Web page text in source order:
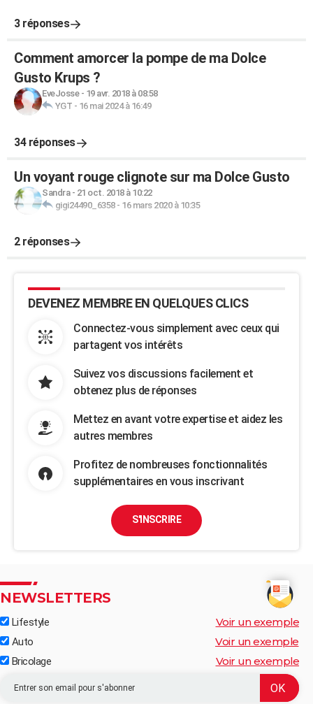
3 réponses
Comment amorcer la pompe de ma Dolce
Gusto Krups ?
EveJosse- 19 avr. 2018 à 08:58
YGT - 16 mai 2024 à 16:49
34 réponses
Un voyant rouge clignote sur ma Dolce Gusto
Sandra- 21 oct. 2018 à 10:22
gigi24490_6358- 16 mars 2020 à 10:35
2 réponses
DEVENEZ MEMBRE EN QUELQUES CLICS
Connectez-vous simplement avec ceux qui
partagent vos intérêts
Suivez vos discussions facilement et
obtenez plus de réponses
Mettez en avant votre expertise et aidez les
autres membres
Profitez de nombreuses fonctionnalités
supplémentaires en vous inscrivant
S'INSCRIRE
NEWSLETTERS
Lifestyle Voir un exemple
Auto Voir un exemple
Bricolage Voir un exemple